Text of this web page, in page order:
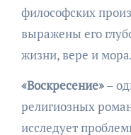
философских
выражены его
жизни, вере и
«Воскресение»–
религиозных
исследует